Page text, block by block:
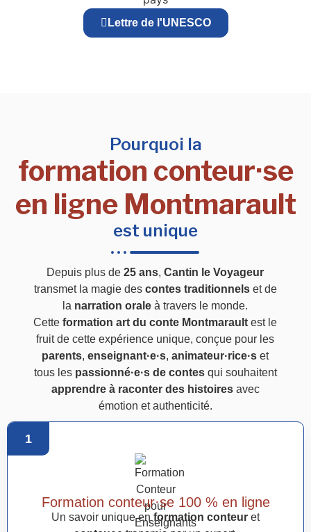
Lettre de l'UNESCO
Pourquoi la
formation conteur·se
en ligne Montmarault
est unique
Depuis plus de25 ans,Cantin le Voyageur
transmet la magie des contes traditionnelset de
la narration orale à travers le monde.
Cetteformation art du conte Montmarault est le
fruit de cette expérience unique, conçue pour les
parents,enseignant·e·s,animateur·rice·s et
tous les passionné·e·s de contesqui souhaitent
apprendre à raconter des histoiresavec
émotion et authenticité.
1
Formation conteur·se 100 % en ligne
Un savoir unique en formation conteur et